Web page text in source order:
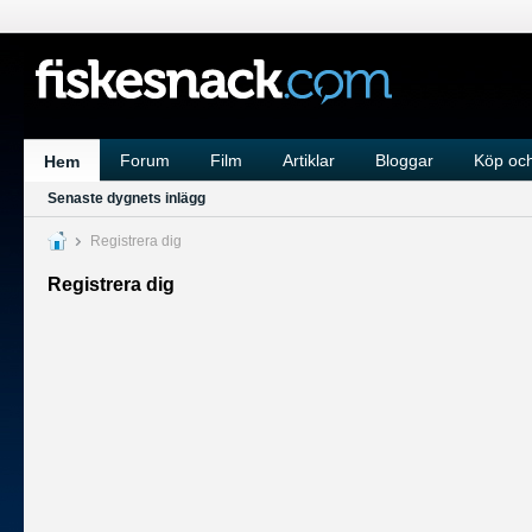
Hem Forum Film Artiklar Bloggar Köp
Senaste dygnets inlägg
Registrera dig
Registrera dig